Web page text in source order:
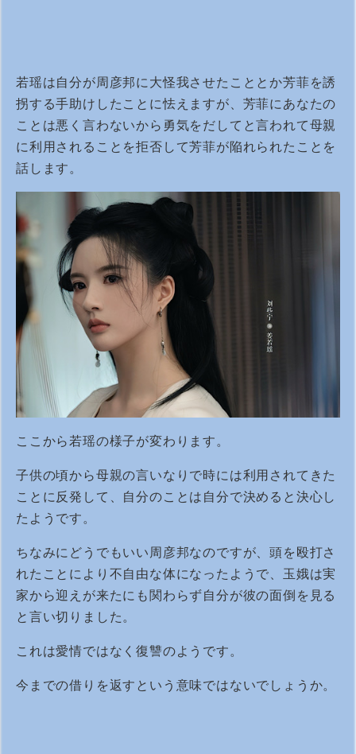
若瑶は自分が周彦邦に大怪我させたこととか芳菲を誘
拐する手助けしたことに怯えますが、芳菲にあなたの
ことは悪く言わないから勇気をだしてと言われて母親
に利用されることを拒否して芳菲が陥れられたことを
話します。
ここから若瑶の様子が変わります。
子供の頃から母親の言いなりで時には利用されてきた
ことに反発して、自分のことは自分で決めると決心し
たようです。
ちなみにどうでもいい周彦邦なのですが、頭を殴打さ
れたことにより不自由な体になったようで、玉娥は実
家から迎えが来たにも関わらず自分が彼の面倒を見る
と言い切りました。
これは愛情ではなく復讐のようです。
今までの借りを返すという意味ではないでしょうか。